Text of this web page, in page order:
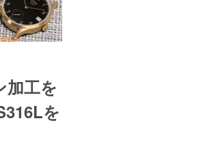
加工を
を